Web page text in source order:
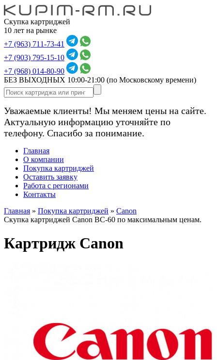
Скупка картриджей
10 лет на рынке
+7 (963) 711-73-41
+7 (903) 795-15-10
+7 (968) 014-80-90
БЕЗ ВЫХОДНЫХ 10:00-21:00 (по Московскому времени)
Уважаемые клиенты! Мы меняем цены на сайте.
Актуальную информацию уточняйте по
телефону. Спасибо за понимание.
Главная
О компании
Покупка картриджей
Оставить заявку
Работа с регионами
Контакты
Главная » Покупка картриджей » Canon
Скупка картриджей Canon BC-60 по максимальным ценам.
Картридж Canon